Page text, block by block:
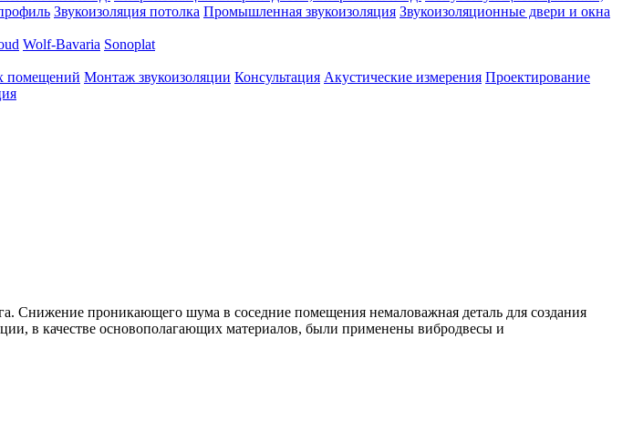
Звукоизоляция потолка Промышленная звукоизоляция Звукоизоляционные двери и окна
Wolf-Bavaria Sonoplat
помещений Монтаж звукоизоляции Консультация Акустические измерения Проектирование
Снижение проникающего шума в соседние помещения немаловажная деталь для создания
в качестве основополагающих материалов, были применены вибродвесы и